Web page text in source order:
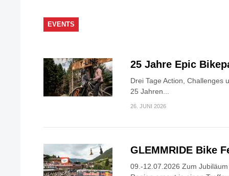
EVENTS
25 Jahre Epic
Drei Tage Action, Challenges
25 Jahren...
26. JUNI 2026
GLEMMRIDE Bike
09.-12.07.2026 Zum